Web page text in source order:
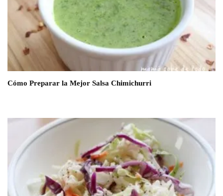
Cómo Preparar la Mejor Salsa Chimichurri